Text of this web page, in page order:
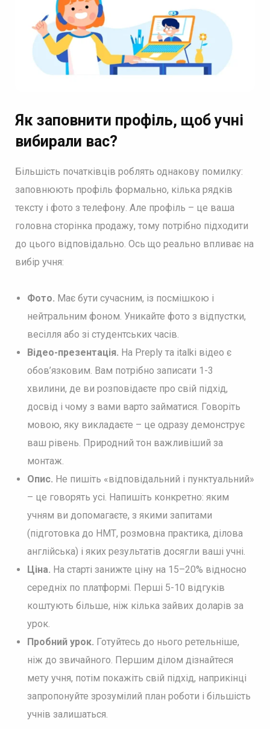
Як заповнити профіль, щоб учні
вибирали вас?
Більшість початківців роблять однакову помилку:
заповнюють профіль формально, кілька рядків
тексту і фото з телефону. Але профіль – це ваша
головна сторінка продажу, тому потрібно підходити
до цього відповідально. Ось що реально впливає на
вибір учня:
Фото. Має бути сучасним, із посмішкою і
нейтральним фоном. Уникайте фото з відпустки,
весілля або зі студентських часів.
Відео-презентація. На Preply та italki відео є
обов’язковим. Вам потрібно записати 1-3
хвилини, де ви розповідаєте про свій підхід,
досвід і чому з вами варто займатися. Говоріть
мовою, яку викладаєте – це одразу демонструє
ваш рівень. Природний тон важливіший за
монтаж.
Опис. Не пишіть «відповідальний і пунктуальний»
– це говорять усі. Напишіть конкретно: яким
учням ви допомагаєте, з якими запитами
(підготовка до НМТ, розмовна практика, ділова
англійська) і яких результатів досягли ваші учні.
Ціна. На старті занижте ціну на 15–20% відносно
середніх по платформі. Перші 5-10 відгуків
коштують більше, ніж кілька зайвих доларів за
урок.
Пробний урок. Готуйтесь до нього ретельніше,
ніж до звичайного. Першим ділом дізнайтеся
мету учня, потім покажіть свій підхід, наприкінці
запропонуйте зрозумілий план роботи і більшість
учнів залишаться.